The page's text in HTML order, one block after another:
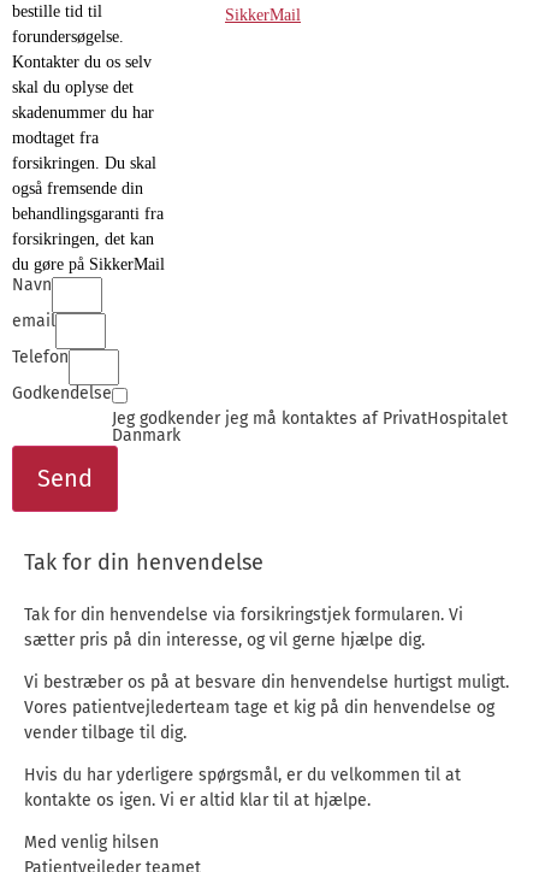
bestille tid til
forundersøgelse.
Kontakter du os selv
skal du oplyse det
skadenummer du har
modtaget fra
forsikringen. Du skal
også fremsende din
behandlingsgaranti fra
forsikringen, det kan
du gøre på SikkerMail
SikkerMail
Navn
email
Telefon
Godkendelse
Jeg godkender jeg må kontaktes af PrivatHospitalet
Danmark
Send
Tak for din henvendelse
Tak for din henvendelse via forsikringstjek formularen. Vi
sætter pris på din interesse, og vil gerne hjælpe dig.
Vi bestræber os på at besvare din henvendelse hurtigst muligt.
Vores patientvejlederteam tage et kig på din henvendelse og
vender tilbage til dig.
Hvis du har yderligere spørgsmål, er du velkommen til at
kontakte os igen. Vi er altid klar til at hjælpe.
Med venlig hilsen
Patientvejleder teamet